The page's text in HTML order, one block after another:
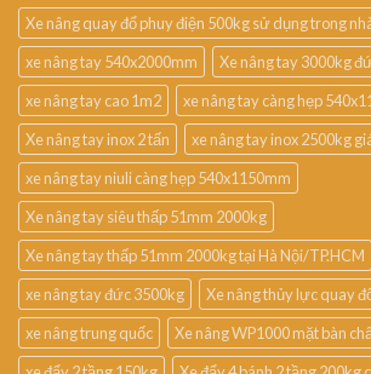
Xe nâng quay đổ phuy điện 500kg sử dụng trong
xe nâng tay 540x2000mm
Xe nâng tay 3000kg
xe nâng tay cao 1m2
xe nâng tay càng hẹp
Xe nâng tay inox 2 tấn
xe nâng tay inox 2500kg
xe nâng tay niuli càng hẹp 540x1150mm
Xe nâng tay siêu thấp 51mm 2000kg
Xe nâng tay thấp 51mm 2000kg tại Hà Nội/TP.HCM
xe nâng tay đức 3500kg
Xe nâng thủy lực quay
xe nâng trung quốc
Xe nâng WP1000 mặt bàn